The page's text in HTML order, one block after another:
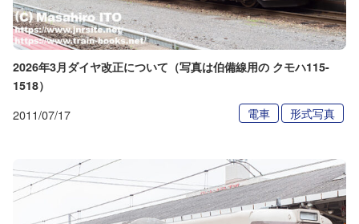
2026年3月ダイヤ改正について（写真は伯備線用の クモハ115-
1518）
2011/07/17 電車 形式写真